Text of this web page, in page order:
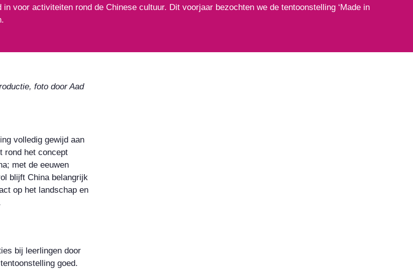
voor activiteiten rond de Chinese cultuur. Dit voorjaar bezochten we de tentoonstelling ‘Made in
foto door Aad
volledig gewijd aan
rond het concept
met de eeuwen
blijft China belangrijk
op het landschap en
bij leerlingen door
goed.